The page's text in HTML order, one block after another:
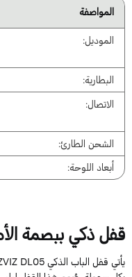
المواصفة
الموديل:
البطارية:
الاتصال:
الشحن الطارئ:
أبعاد اللوحة:
ذكي ببصمة
قفل الباب الذكي EZVIZ DL05